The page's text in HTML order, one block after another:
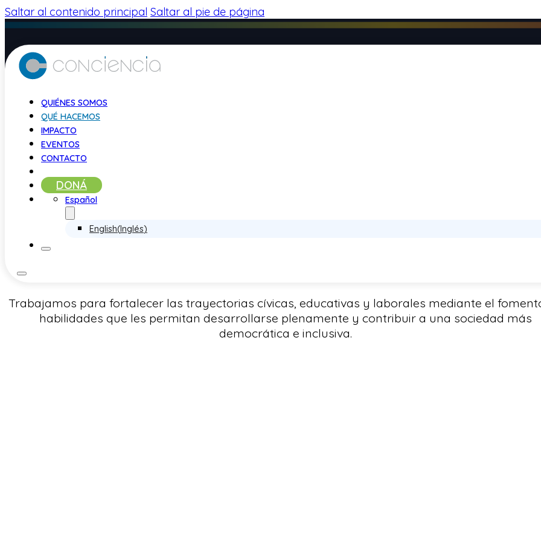
Saltar al contenido principal Saltar al pie de página
QUIÉNES SOMOS
QUÉ HACEMOS
IMPACTO
EVENTOS
CONTACTO
DONÁ
Español
English(Inglés)
¿QUÉ HACEMOS?
Líneas Programáticas
Trabajamos para fortalecer las trayectorias cívicas, educativas y laborales mediante el
habilidades que les permitan desarrollarse plenamente y contribuir a una sociedad más
democrática e inclusiva.